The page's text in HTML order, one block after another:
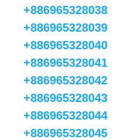
+886965328038
+886965328039
+886965328040
+886965328041
+886965328042
+886965328043
+886965328044
+886965328045